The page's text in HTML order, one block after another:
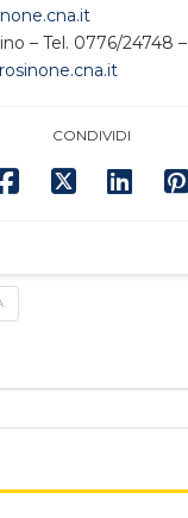
– Tel. 0776/24748 –
CONDIVIDI